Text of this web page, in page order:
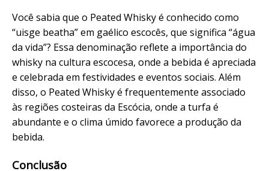
Você sabia que o Peated Whisky é conhecido como
“uisge beatha” em gaélico escocês, que significa “água
da vida”? Essa denominação reflete a importância do
whisky na cultura escocesa, onde a bebida é apreciada
e celebrada em festividades e eventos sociais. Além
disso, o Peated Whisky é frequentemente associado
às regiões costeiras da Escócia, onde a turfa é
abundante e o clima úmido favorece a produção da
bebida.
Conclusão